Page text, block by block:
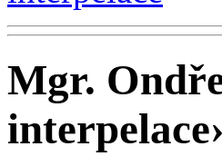
Mgr.
interpelace›